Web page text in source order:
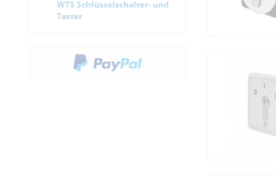
WTS Schlüsselschalter- und
Taster